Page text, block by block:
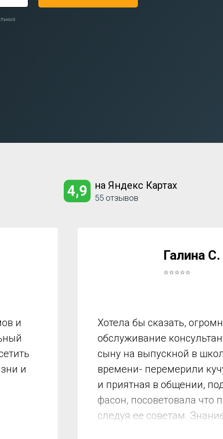
55 отзывов
на Яндекс Картах
4,9
и
и
Галина С.
⭐⭐⭐⭐⭐
Хотела бы сказать,
обслуживание
сыну на выпускной в
времени- перемерили
и приятная в общении,
фасон, посоветовала что
следуя ее советам.